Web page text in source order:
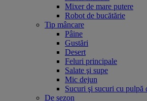
Mixer de mare putere
Robot de bucătărie
Tip mâncare
Pâine
Gustări
Desert
Feluri principale
Salate şi supe
Mic dejun
Sucuri şi sucuri cu pulpă
De sezon